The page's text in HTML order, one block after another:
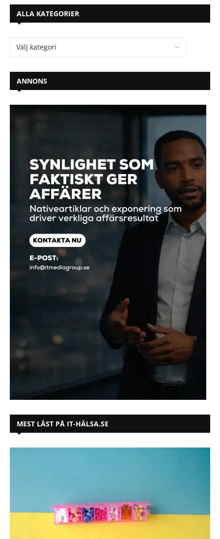
ALLA KATEGORIER
ANNONS
MEST LÄST PÅ IT-HÄLSA.SE